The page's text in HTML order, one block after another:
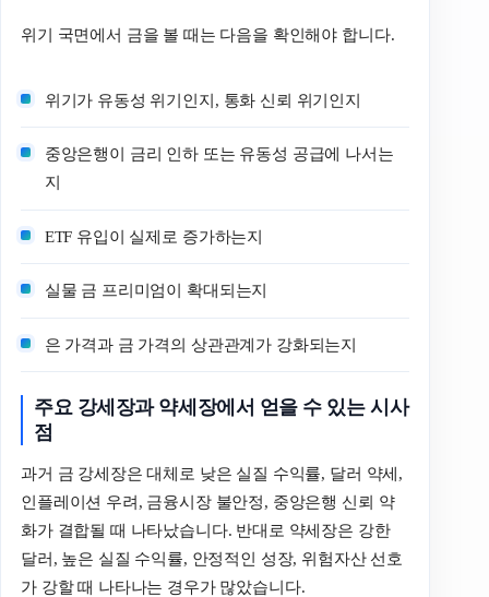
위기 국면에서 금을 볼 때는 다음을 확인해야 합니다.
위기가 유동성 위기인지, 통화 신뢰 위기인지
중앙은행이 금리 인하 또는 유동성 공급에 나서는
지
ETF 유입이 실제로 증가하는지
실물 금 프리미엄이 확대되는지
은 가격과 금 가격의 상관관계가 강화되는지
주요 강세장과 약세장에서 얻을 수 있는 시사
점
과거 금 강세장은 대체로 낮은 실질 수익률, 달러 약세,
인플레이션 우려, 금융시장 불안정, 중앙은행 신뢰 약
화가 결합될 때 나타났습니다. 반대로 약세장은 강한
달러, 높은 실질 수익률, 안정적인 성장, 위험자산 선호
가 강할 때 나타나는 경우가 많았습니다.